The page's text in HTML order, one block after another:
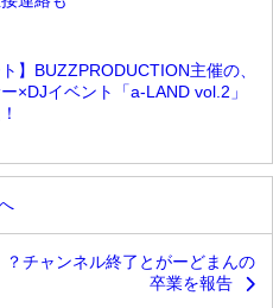
】BUZZPRODUCTION主催の、
×DJイベント「a-LAND vol.2」
チャンネル終了とがーどまんの
卒業を報告